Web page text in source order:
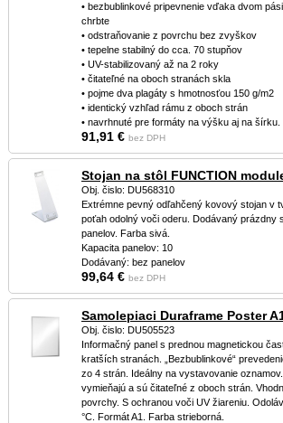
• bezbublinkové pripevnenie vďaka dvom
chrbte
• odstraňovanie z povrchu bez zvyškov
• tepelne stabilný do cca. 70 stupňov
• UV-stabilizovaný až na 2 roky
• čitateľné na oboch stranách skla
• pojme dva plagáty s hmotnosťou 150 g/m2
• identický vzhľad rámu z oboch strán
• navrhnuté pre formáty na výšku aj na šírku.
91,91 € bez DPH
Stojan na stôl FUNCTION
Obj. čislo: DU568310
Extrémne pevný odľahčený kovový stojan v
poťah odolný voči oderu. Dodávaný prázdny
panelov. Farba sivá.
Kapacita panelov: 10
Dodávaný: bez panelov
99,64 € bez DPH
Samolepiaci Duraframe Poster
Obj. čislo: DU505523
Informačný panel s prednou magnetickou
kratších stranách. „Bezbublinkové“
zo 4 strán. Ideálny na vystavovanie
vymieňajú a sú čitateľné z oboch strán.
povrchy. S ochranou voči UV žiareniu.
°C. Formát A1. Farba strieborná.